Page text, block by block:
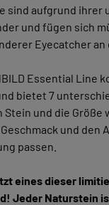
sind aufgrund ihrer
und fügen sich
Eyecatcher an
Essential Line
bietet 7
Stein und die
und den
passen.
eines dieser
Jeder Naturstein